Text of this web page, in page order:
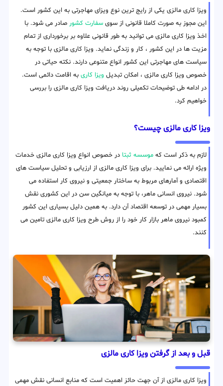
ویزا کاری مالزی یکی از رایج ترین نوع ویزای مهاجرتی به این کشور است.
این مجوز به صورت کاملا قانونی از سوی سفارت کشور صادر می شود. با
اخذ ویزا کاری مالزی می توانید به طور قانونی علاوه بر برخورداری از تمام
مزیت ها در این کشور ، کار و زندگی نماید. ویزا کاری مالزی با توجه به
سیاست های مهاجرتی این کشور انواع متنوعی دارند. نکته حیاتی در
خصوص ویزا کاری مالزی ، امکان تبدیل ویزا کاری به اقامت دائمی است.
در ادامه طی توضیحات تکمیلی روند دریافت ویزا کاری مالزی را بررسی
خواهیم کرد.
ویزا کاری مالزی چیست؟
لازم به ذکر است که موسسه ثبتا در خصوص انواع ویزا کاری مالزی خدمات
ویژه ارائه می نمایید. برای ویزا کاری مالزی از ارزیابی و تحلیل سیاست های
اقتصادی و آمارهای مربوط به ساختار جمعیتی و نیروی کار استفاده می
شود. نیروی انسانی ماهر، با توجه به میانگین سن در این کشوری نقش
بسیار مهمی در توسعه اقتصاد آن دارد. به همین دلیل بسیاری این کشور
کمبود نیروی ماهر بازار کار خود را از روش طرح ویزا کاری مالزی تامین می
کنند.
قبل و بعد از گرفتن ویزا کاری مالزی
ویزا کاری مالزی از آن جهت حائز اهمیت است که منابع انسانی نقش مهمی